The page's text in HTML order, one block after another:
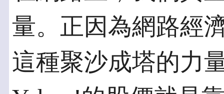
量。正因為網路經
這種聚沙成塔的力